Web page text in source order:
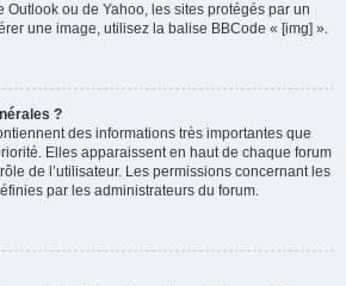
ou de Yahoo, les sites protégés par un
une image, utilisez la balise BBCode « [img] ».
?
des informations très importantes que
Elles apparaissent en haut de chaque forum
de l’utilisateur. Les permissions concernant les
par les administrateurs du forum.